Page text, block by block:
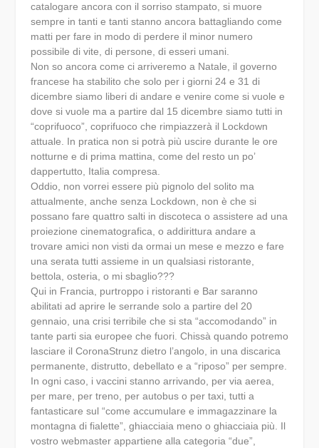
catalogare ancora con il sorriso stampato, si muore
sempre in tanti e tanti stanno ancora battagliando come
matti per fare in modo di perdere il minor numero
possibile di vite, di persone, di esseri umani.
Non so ancora come ci arriveremo a Natale, il governo
francese ha stabilito che solo per i giorni 24 e 31 di
dicembre siamo liberi di andare e venire come si vuole e
dove si vuole ma a partire dal 15 dicembre siamo tutti in
“coprifuoco”, coprifuoco che rimpiazzerà il Lockdown
attuale. In pratica non si potrà più uscire durante le ore
notturne e di prima mattina, come del resto un po’
dappertutto, Italia compresa.
Oddio, non vorrei essere più pignolo del solito ma
attualmente, anche senza Lockdown, non è che si
possano fare quattro salti in discoteca o assistere ad una
proiezione cinematografica, o addirittura andare a
trovare amici non visti da ormai un mese e mezzo e fare
una serata tutti assieme in un qualsiasi ristorante,
bettola, osteria, o mi sbaglio???
Qui in Francia, purtroppo i ristoranti e Bar saranno
abilitati ad aprire le serrande solo a partire del 20
gennaio, una crisi terribile che si sta “accomodando” in
tante parti sia europee che fuori. Chissà quando potremo
lasciare il CoronaStrunz dietro l’angolo, in una discarica
permanente, distrutto, debellato e a “riposo” per sempre.
In ogni caso, i vaccini stanno arrivando, per via aerea,
per mare, per treno, per autobus o per taxi, tutti a
fantasticare sul “come accumulare e immagazzinare la
montagna di fialette”, ghiacciaia meno o ghiacciaia più. Il
vostro webmaster appartiene alla categoria “due”,